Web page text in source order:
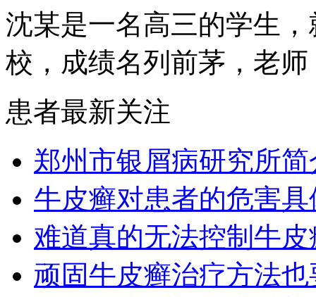
沈某是一名高三的学生
校，成绩名列前茅，老师
患者最新关注
郑州市银屑病研究所简
牛皮癣对患者的危害
难道真的无法控制牛
顽固牛皮癣治疗方法也